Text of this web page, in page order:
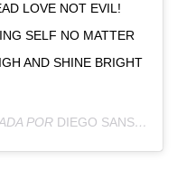
LOVE NOT EVIL!
SELF NO MATTER
AND SHINE BRIGHT
POR DIEGO SANS